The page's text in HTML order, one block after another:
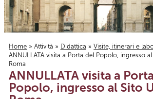
Tu sei qui
Home » Attività » Didattica » Visite, itinerari e
ANNULLATA visita a Porta del Popolo, ingresso
Roma
ANNULLATA visita a
Popolo, ingresso al Sito